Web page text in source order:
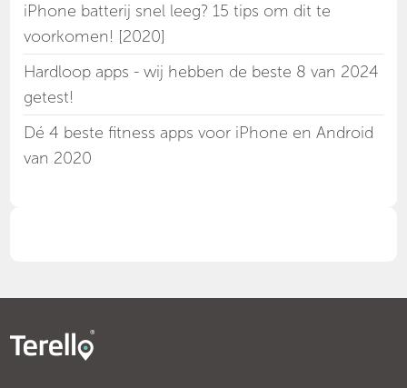
iPhone batterij snel leeg? 15 tips om dit te
voorkomen! [2020]
Hardloop apps - wij hebben de beste 8 van 2024
getest!
Dé 4 beste fitness apps voor iPhone en Android
van 2020